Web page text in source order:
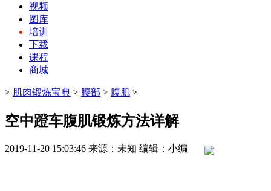
视频
图库
培训
下载
课程
商城
> 肌肉锻炼宝典 > 腰部 > 腹肌 >
空中蹬车腹肌锻炼方法详解
2019-11-20 15:03:46 来源：未知 编辑：小编